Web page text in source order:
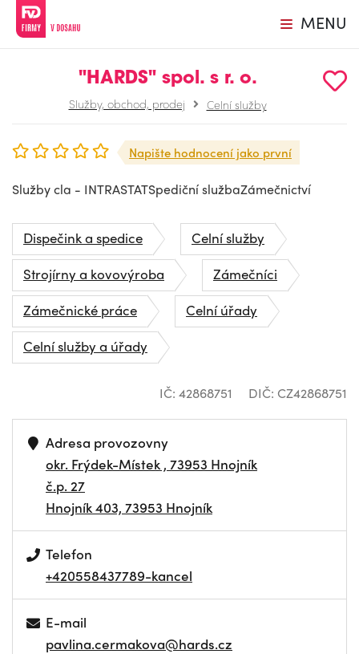
MENU
"HARDS" spol. s r. o.
Služby, obchod, prodej Celní služby
Napište hodnocení jako první
Služby cla - INTRASTATSpediční službaZámečnictví
Dispečink a spedice
Celní služby
Strojírny a kovovýroba
Zámečníci
Zámečnické práce
Celní úřady
Celní služby a úřady
IČ: 42868751 DIČ: CZ42868751
Adresa provozovny
okr. Frýdek-Místek , 73953 Hnojník
č.p. 27
Hnojník 403, 73953 Hnojník
Telefon
+420558437789-kancel
E-mail
pavlina.cermakova@hards.cz